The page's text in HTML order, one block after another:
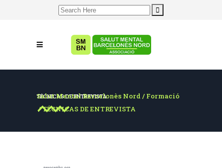
Search
TÉCNICAS DE ENTREVISTA
Salut Mental Barcelonès Nord / Formació
/TÉCNICAS DE ENTREVISTA